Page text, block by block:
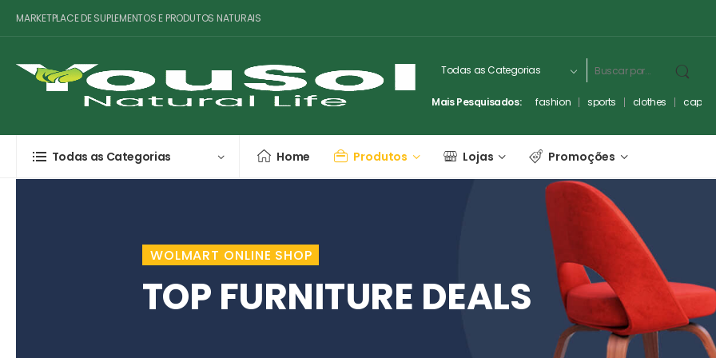
MARKETPLACE DE SUPLEMENTOS E PRODUTOS NATURAIS
Mais Pesquisados: fashion sports clothes
Todas as Categorias Home Produtos Lojas Promoções
WOLMART ONLINE SHOP
TOP FURNITURE DEALS